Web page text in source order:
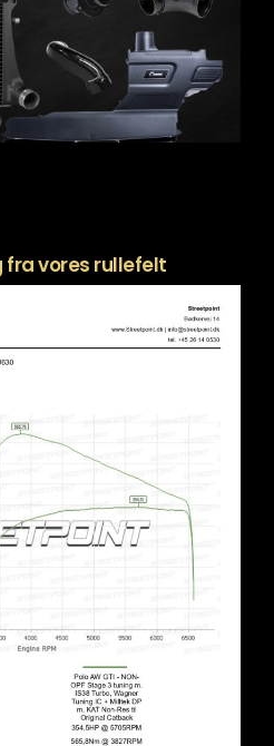
fra vores rullefelt